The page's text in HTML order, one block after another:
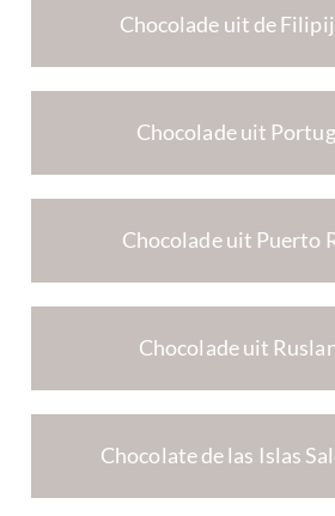
Chocolade uit de
Chocolade uit
Chocolade uit
Chocolade uit
Chocolate de las Islas